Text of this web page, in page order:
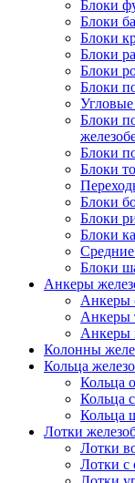
Блоки
Блоки
Блоки
Блоки
Блоки
Блоки
Блоки
Блоки
Блоки
Блоки
Блоки
Блоки
Блоки
Анкеры
Анкеры
Анкеры
Анкеры
Колонны
Кольца
Кольца
Кольца
Кольца
Лотки
Лотки
Лотки с